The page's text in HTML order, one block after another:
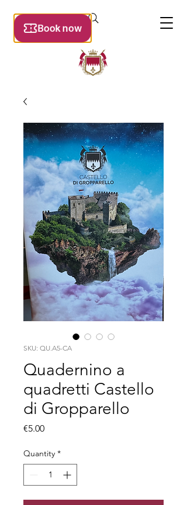
SKU: QU.A5-CA
Quadernino a
quadretti Castello
di Gropparello
€5.00Price
Quantity *